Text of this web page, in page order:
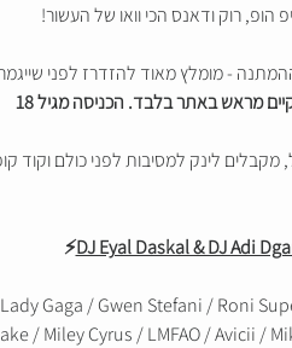
הופ, רוק ודאנס הכי וואו של העשור!
- מומלץ מאוד להזדרז לפני
מראש באתר בלבד. הכניסה מגיל 18
מקבלים לינק למסיבות לפני כולם וקוד
⚡
Gaga / Gwen Stefani / Roni
/ Miley Cyrus / LMFAO / Avicii /